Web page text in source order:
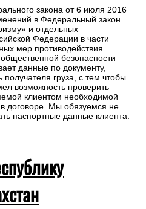
закона от 6 июля 2016
в Федеральный закон
и отдельных
Федерации в части
мер противодействия
безопасности
данные по документу,
груза, с тем чтобы
возможность проверить
клиентом необходимой
договоре. Мы обязуемся не
паспортные данные клиента.